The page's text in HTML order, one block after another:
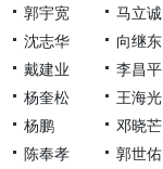
郭宇宽
马立诚
沈志华
向继东
戴建业
李昌平
杨奎松
王海光
杨鹏
邓晓芒
陈奉孝
郭世佑